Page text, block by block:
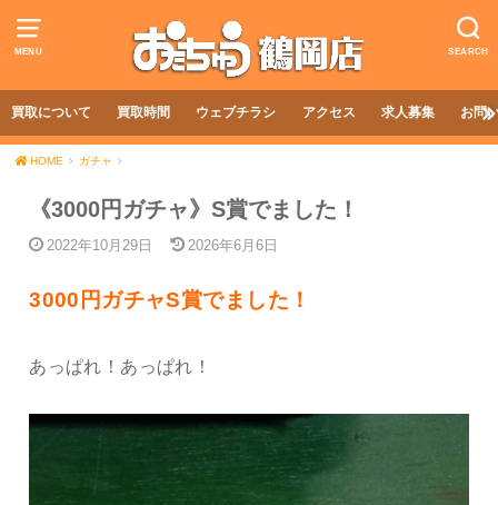
MENU SEARCH
買取について 買取時間 ウェブチラシ アクセス 求人募集 お問
HOME ガチャ
《3000円ガチャ》S賞でました！
2022年10月29日 2026年6月6日
3000円ガチャS賞でました！
あっぱれ！あっぱれ！